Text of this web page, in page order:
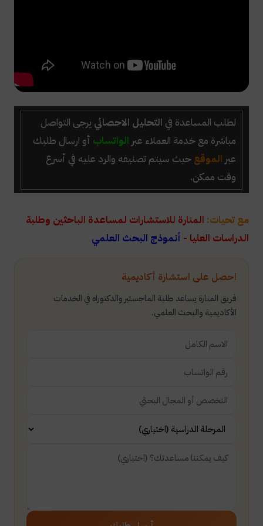
احصل على استشارة أكاديمية
فريق المنارة يساعد طلبة الماجستير والدكتوراه في الخدمات
الأكاديمية والبحث العلمي.
لطلب المساعدة في التحليل الاحصائي يرجى التواصل
مباشرة مع خدمة العملاء عبر الواتساب أو ارسال طلبك
عبر الموقع حيث سيتم تصنيفه والرد عليه في أسرع
وقت ممكن.
مع تحيات: المنارة للاستشارات لمساعدة الباحثين وطلبة
الدراسات العليا - أنموذج البحث العلمي